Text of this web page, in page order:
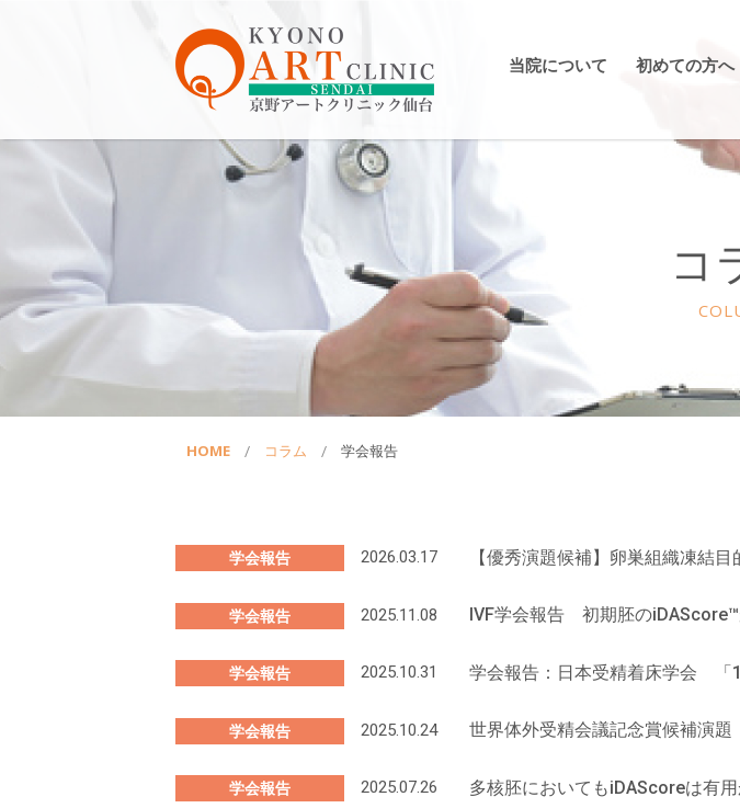
当院について 初めての方へ
コ
HOME コラム 学会報告
学会報告 2026.03.17 【優秀演題候補】卵巣組織凍結
学会報告 2025.11.08 IVF学会報告 初期胚の
学会報告 2025.10.31 学会報告：日本受精着床学会 「
学会報告 2025.10.24 世界体外受精会議記念賞候補演題
学会報告 2025.07.26 多核胚においてもiDAScoreは有